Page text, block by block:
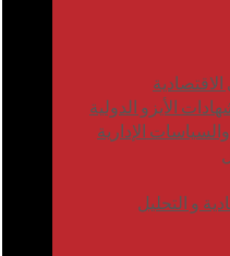
الأيزو الدولية
الإدارية
و التحليل